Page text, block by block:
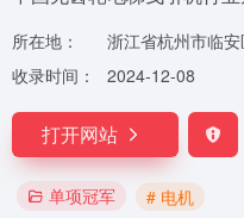
所在地：
浙江省杭州市临
收录时间：
2024-12-08
打开网站
单项冠军 # 电机